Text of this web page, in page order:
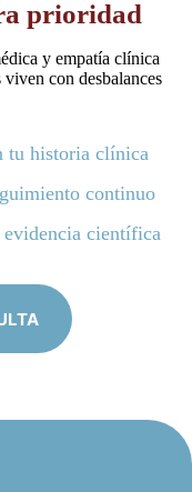
prioridad
y empatía clínica
con desbalances
tu historia clínica
continuo
evidencia científica